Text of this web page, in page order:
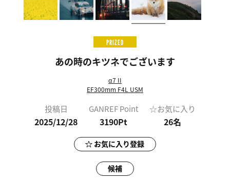
PRIZED
あの時のキツネでございます
α7 II
EF300mm F4L USM
投稿日
2025/12/28
GANREF Point
3190Pt
☆お気に入り
26名
お気に入り登録
候補